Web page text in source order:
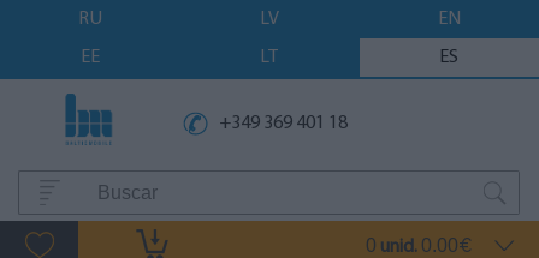
RU LV
EN
EE
LT ES
+349 369 401 18
0 unid. 0.00€